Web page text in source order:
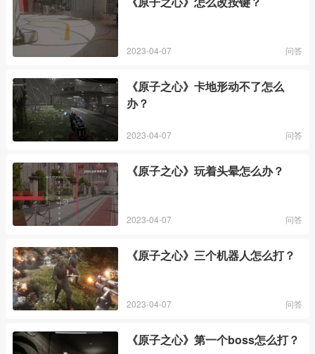
2023-04-07 问答
《原子之心》卡地形动不了怎么
办？
2023-04-07 问答
《原子之心》玩着头晕怎么办？
2023-04-07 问答
《原子之心》三个机器人怎么打？
2023-04-07 问答
《原子之心》第一个boss怎么打？